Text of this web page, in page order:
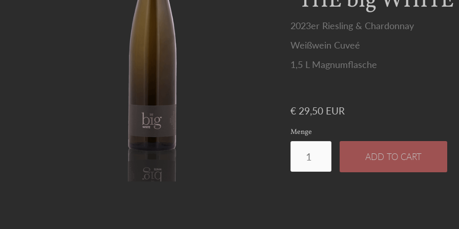
2023er Riesling & Chardonnay
Weißwein Cuveé
1,5 L Magnumflasche
€ 29,50 EUR
Menge